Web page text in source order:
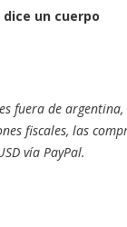
un cuerpo
fuera de
fiscales, las
vía PayPal.